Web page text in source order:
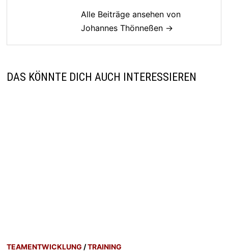
Alle Beiträge ansehen von
Johannes Thönneßen →
DAS KÖNNTE DICH AUCH INTERESSIEREN
TEAMENTWICKLUNG /TRAINING